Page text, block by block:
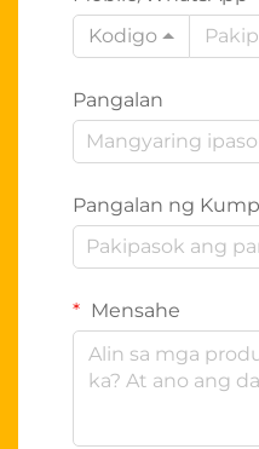
Kodigo
Pangalan
Pangalan ng
Mensahe